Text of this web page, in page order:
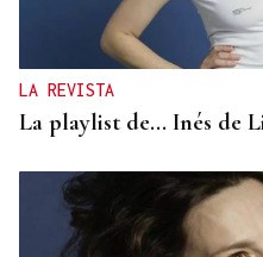
LA REVISTA
La playlist de... Inés de